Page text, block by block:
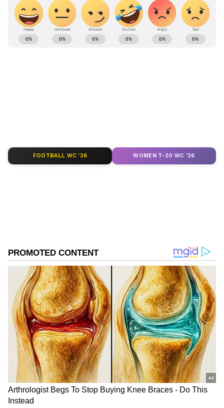
కార్యకర్తలకు అండగా వుంటుందని రేవంత్ అన్నారు.
ABOUT THE AUTHOR
DOWNLOAD APP
RECOMMENDED STORIES
FOOTBALL WC '26 WOMEN T-20 WC '26